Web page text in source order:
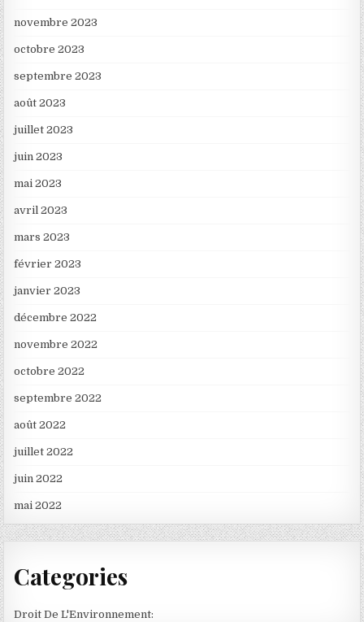
novembre 2023
octobre 2023
septembre 2023
août 2023
juillet 2023
juin 2023
mai 2023
avril 2023
mars 2023
février 2023
janvier 2023
décembre 2022
novembre 2022
octobre 2022
septembre 2022
août 2022
juillet 2022
juin 2022
mai 2022
Categories
Droit De L'Environnement: